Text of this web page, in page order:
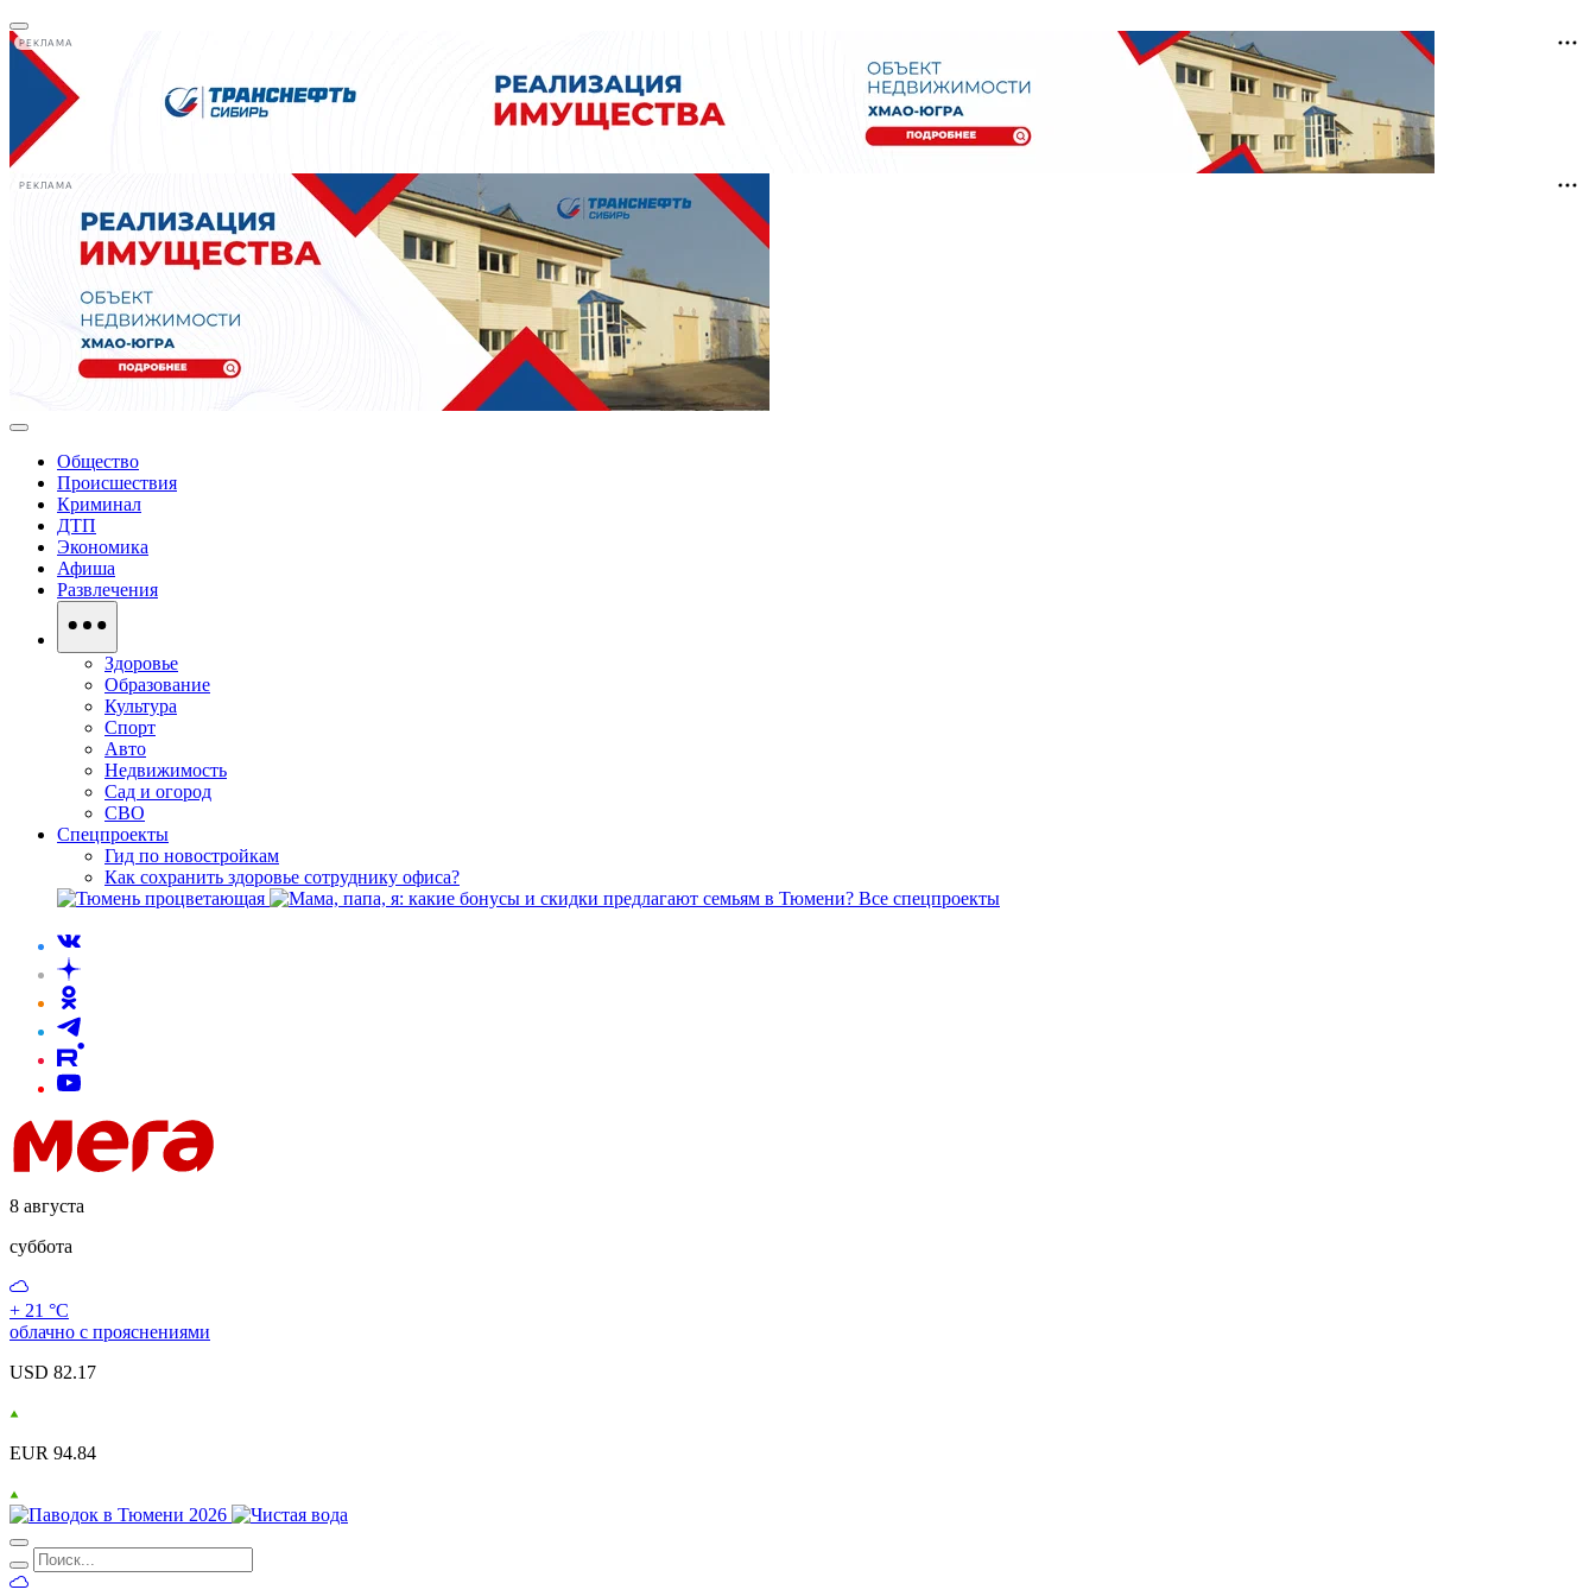
РЕКЛАМА
РЕКЛАМА
Общество
Происшествия
Криминал
ДТП
Экономика
Афиша
Развлечения
Здоровье
Образование
Культура
Спорт
Авто
Недвижимость
Сад и огород
СВО
Спецпроекты
Гид по новостройкам
Как сохранить здоровье сотруднику офиса?
Все спецпроекты
8 августа
суббота
+ 21 °С
облачно с прояснениями
USD 82.17
EUR 94.84